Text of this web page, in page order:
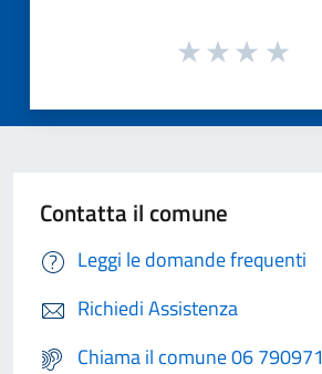
Contatta il comune
Leggi le domande frequenti
Richiedi Assistenza
Chiama il comune 06 790971